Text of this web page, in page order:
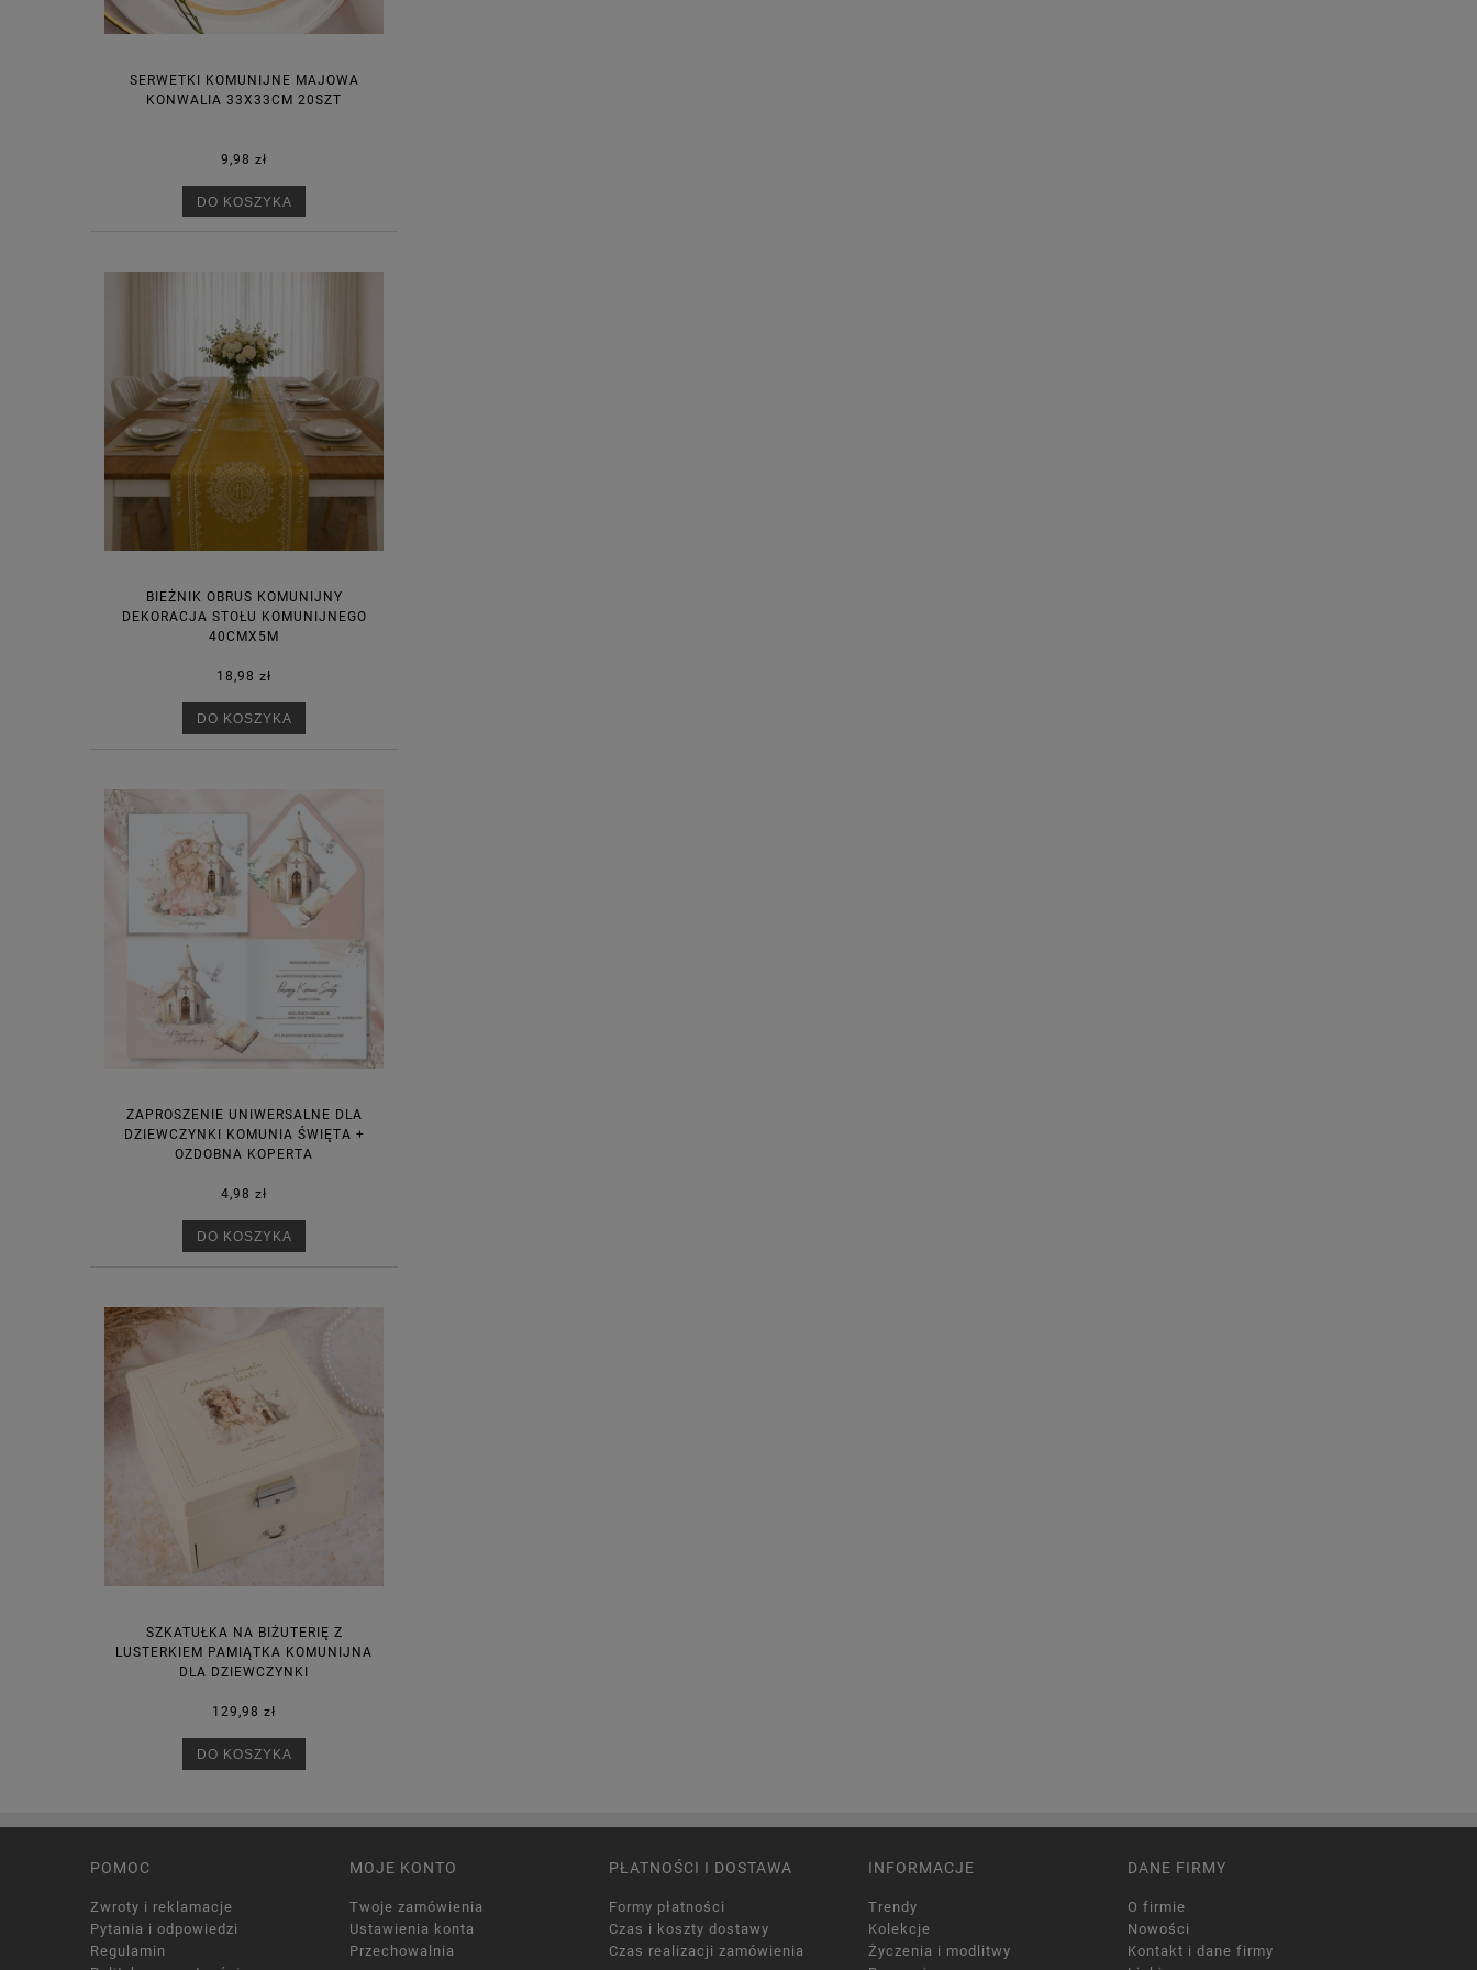
SERWETKI KOMUNIJNE MAJOWA
KONWALIA 33X33CM 20SZT
9,98 zł
DO KOSZYKA
BIEŻNIK OBRUS KOMUNIJNY
DEKORACJA STOŁU KOMUNIJNEGO
40CMX5M
18,98 zł
DO KOSZYKA
ZAPROSZENIE UNIWERSALNE DLA
DZIEWCZYNKI KOMUNIA ŚWIĘTA +
OZDOBNA KOPERTA
4,98 zł
DO KOSZYKA
SZKATUŁKA NA BIŻUTERIĘ Z
LUSTERKIEM PAMIĄTKA KOMUNIJNA
DLA DZIEWCZYNKI
129,98 zł
DO KOSZYKA
POMOC
Zwroty i reklamacje
Pytania i odpowiedzi
Regulamin
MOJE KONTO
Twoje zamówienia
Ustawienia konta
Przechowalnia
PŁATNOŚCI I DOSTAWA
Formy płatności
Czas i koszty dostawy
Czas realizacji zamówienia
INFORMACJE
Trendy
Kolekcje
Życzenia i modlitwy
DANE FIRMY
O firmie
Nowości
Kontakt i dane firmy